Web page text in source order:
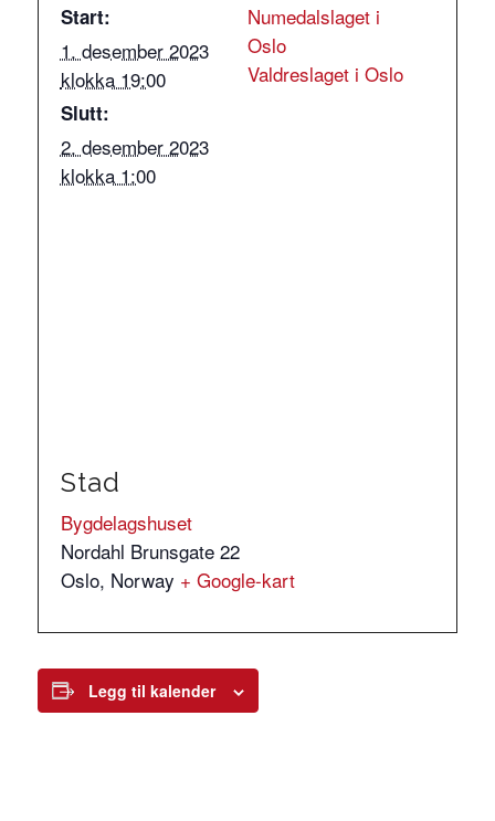
Start:
1. desember 2023
klokka 19:00
Slutt:
2. desember 2023
klokka 1:00
Numedalslaget i
Oslo
Valdreslaget i Oslo
Stad
Bygdelagshuset
Nordahl Brunsgate 22
Oslo, Norway + Google-kart
Legg til kalender